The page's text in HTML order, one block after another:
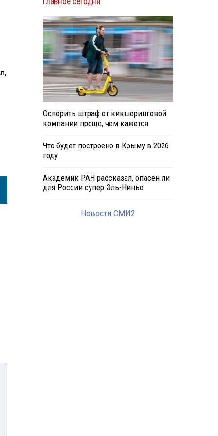
Оспорить штраф от кикшеринговой
компании проще, чем кажется
Что будет построено в Крыму в 2026
году
Академик РАН рассказал, опасен ли
для России супер Эль-Ниньо
Новости СМИ2